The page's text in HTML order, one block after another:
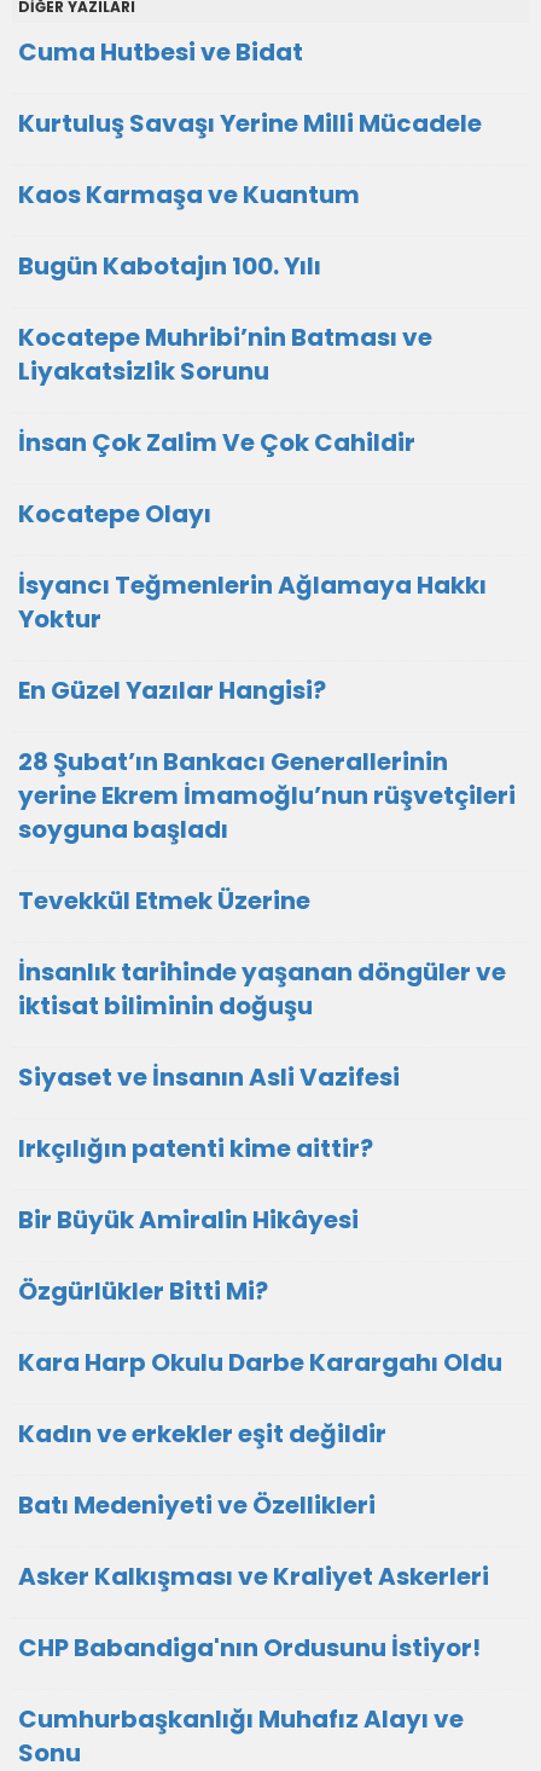
DİĞER YAZILARI
Cuma Hutbesi ve Bidat
Kurtuluş Savaşı Yerine Milli Mücadele
Kaos Karmaşa ve Kuantum
Bugün Kabotajın 100. Yılı
Kocatepe Muhribi’nin Batması ve
Liyakatsizlik Sorunu
İnsan Çok Zalim Ve Çok Cahildir
Kocatepe Olayı
İsyancı Teğmenlerin Ağlamaya Hakkı
Yoktur
En Güzel Yazılar Hangisi?
28 Şubat’ın Bankacı Generallerinin
yerine Ekrem İmamoğlu’nun rüşvetçileri
soyguna başladı
Tevekkül Etmek Üzerine
İnsanlık tarihinde yaşanan döngüler ve
iktisat biliminin doğuşu
Siyaset ve İnsanın Asli Vazifesi
Irkçılığın patenti kime aittir?
Bir Büyük Amiralin Hikâyesi
Özgürlükler Bitti Mi?
Kara Harp Okulu Darbe Karargahı Oldu
Kadın ve erkekler eşit değildir
Batı Medeniyeti ve Özellikleri
Asker Kalkışması ve Kraliyet Askerleri
CHP Babandiga'nın Ordusunu İstiyor!
Cumhurbaşkanlığı Muhafız Alayı ve
Sonu